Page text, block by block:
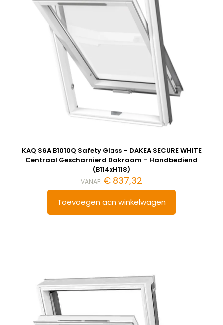
KAQ S6A B1010Q Safety Glass – DAKEA SECURE WHITE
Centraal Gescharnierd Dakraam – Handbediend
(B114xH118)
VANAF: € 837,32
Toevoegen aan winkelwagen